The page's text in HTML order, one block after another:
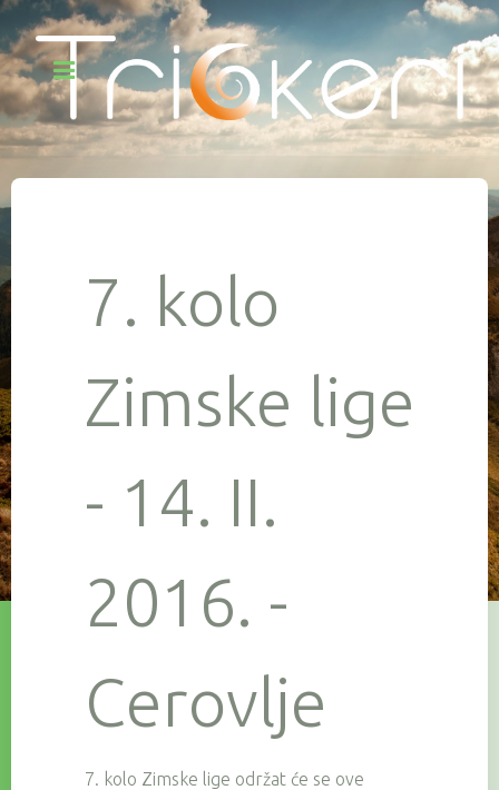
7. kolo
Zimske lige
- 14. II.
2016. -
Cerovlje
7. kolo Zimske lige održat će se ove